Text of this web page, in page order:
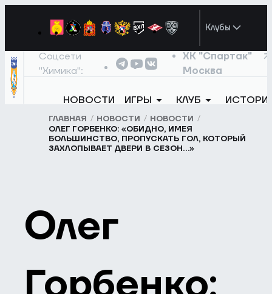
Клубы
Соцсети
"Химика":
ХК "Спартак"
Москва
НОВОСТИ ИГРЫ КЛУБ
ГЛАВНАЯ НОВОСТИ
НОВОСТИ
ОЛЕГ ГОРБЕНКО: «ОБИДНО, ИМЕЯ
БОЛЬШИНСТВО, ПРОПУСКАТЬ ГОЛ, КОТОРЫЙ
ЗАХЛОПЫВАЕТ ДВЕРИ В СЕЗОН…»
Олег